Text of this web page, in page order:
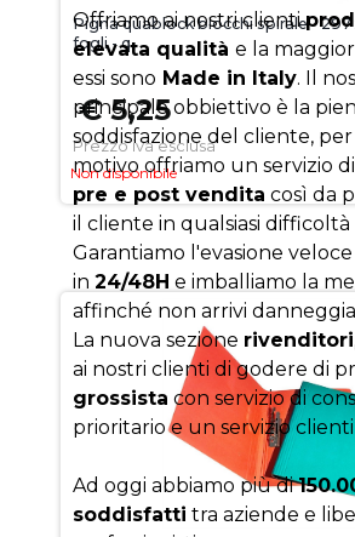
Pigna quablock blocchi spirale - 297
fogli - q
€ 5,25
Prezzo iva esclusa
Non disponibile
Offriamo ai nostri clienti
elevata qualità e la
essi sono Made in Italy. Il
principale obbiettivo è la
soddisfazione del cliente,
motivo offriamo un servizio di
pre e post vendita così da
il cliente in qualsiasi difficoltà
Garantiamo l'evasione
in 24/48H e imballiamo la
affinché non arrivi
La nuova sezione rivenditori
ai nostri clienti di godere di
grossista con servizio di
prioritario e un servizio
Ad oggi abbiamo più di
soddisfatti tra aziende e